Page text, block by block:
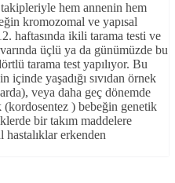
takipleriyle hem annenin hem
kromozomal ve yapısal
haftasında ikili tarama testi ve
üçlü ya da günümüzde bu
tarama test yapılıyor. Bu
içinde yaşadığı sıvıdan örnek
veya daha geç dönemde
) bebeğin genetik
bir takım maddelere
hastalıklar erkenden